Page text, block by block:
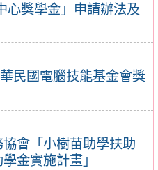
心獎學金」申請辦法及
民國電腦技能基金會獎
會「小樹苗助學扶助
金實施計畫」